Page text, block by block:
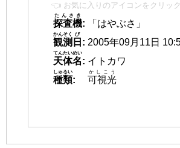
👈 お気に入りのアイコンをクリック
探査機
たんさき
:
「はやぶさ」
観測
かんそく
日
び
: 2005年09月11日
天体名
てんたいめい
: イトカワ
種類
しゅるい
: 可視光
かしこう